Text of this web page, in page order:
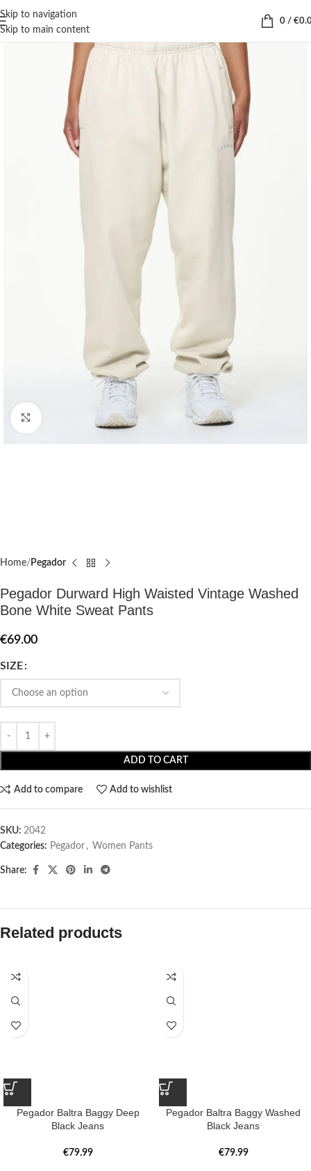
Skip to navigation
Skip to main content
0 / €
Home Pegador​
Pegador Durward High Waisted Vintage Washed
Bone White Sweat Pants
€69.00
SIZE
ADD TO CART
Add to compare Add to wishlist
SKU: 2042
Categories: Pegador​ , Women Pants
Share:
Related products
Pegador Baltra Baggy Deep
Black Jeans
€79.99
Pegador Baltra Baggy Washed
Black Jeans
€79.99